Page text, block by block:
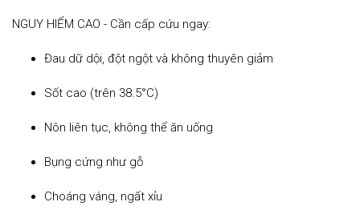
NGUY HIỂM CAO - Cần cấp cứu ngay:
Đau dữ dội, đột ngột và không thuyên giảm
Sốt cao (trên 38.5°C)
Nôn liên tục, không thể ăn uống
Bụng cứng như gỗ
Choáng váng, ngất xỉu